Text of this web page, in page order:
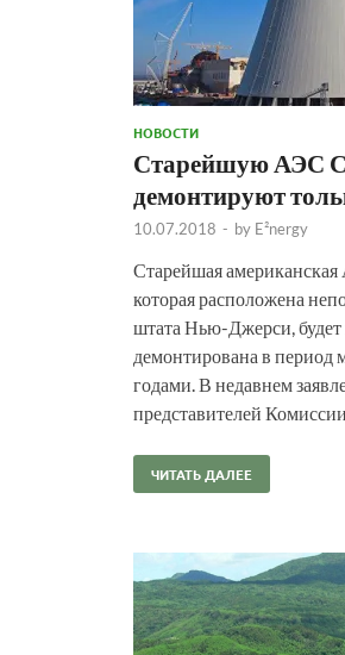
НОВОСТИ
Старейшую АЭС
демонтируют
10.07.2018 - by E²nergy
Старейшая
которая расположена
штата Нью-Джерси,
демонтирована в
годами. В недавнем
представителей
ЧИТАТЬ ДАЛЕЕ